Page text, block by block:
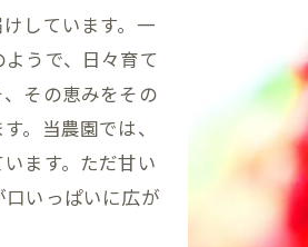
しています。一
うで、日々育て
その恵みをその
。当農園では、
ます。ただ甘い
いっぱいに広が